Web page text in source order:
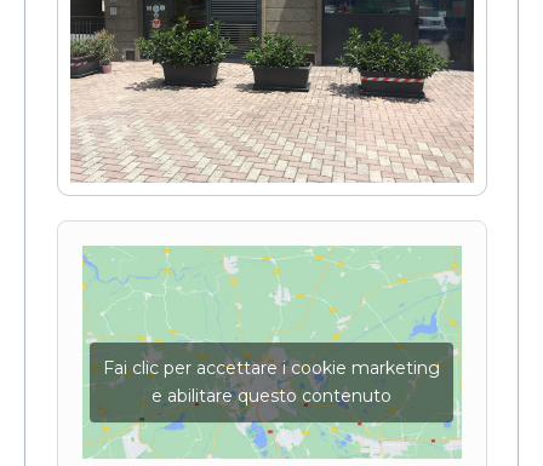
Fai clic per accettare i cookie marketing
e abilitare questo contenuto